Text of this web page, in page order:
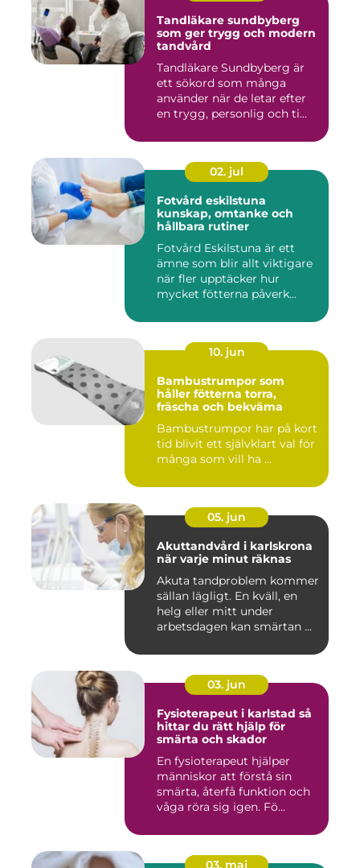
Tandläkare sundbyberg
som ger trygg och modern
tandvård
Tandläkare Sundbyberg är
ett sökord som många
använder när de letar efter
en trygg, personlig och ti...
02. jul
Fotvård eskilstuna
kunskap, omtanke och
hållbara rutiner
Fotvård Eskilstuna är ett
ämne som blir allt viktigare
när fler upptäcker hur
mycket fötterna påverk...
10. jun
Bambustrumpor som
håller fötterna torra,
fräscha och bekväma
Bambustrumpor har på kort
tid blivit ett självklart val för
många som vill ha ...
05. jun
Akuttandvård i karlskrona
när varje minut räknas
Akuta tandproblem kommer
sällan lägligt. En kväll, en
helg eller mitt under
arbetsdagen kan smärtan ...
03. jun
Fysioterapeut i karlstad så
hittar du rätt hjälp för
smärta och skador
En fysioterapeut hjälper
människor att förstå sin
smärta, återfå funktion och
våga röra sig igen. Fö...
03. maj